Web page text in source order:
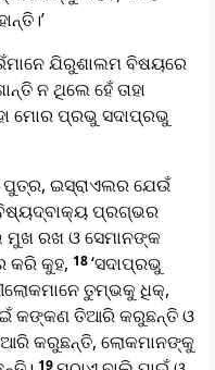
ଯିରୁଶାଲମ ବିଷୟରେ
ନ ଥିଲେ ହେଁ ତାହା
ମୋର ପ୍ରଭୁ ସଦାପ୍ରଭୁ
ଇସ୍ରାଏଲର ଯେଉଁ
ପ୍ରଗ୍ଭର
ମୁଖ ରଖ ଓ ସେମାନଙ୍କ
କରି କୁହ, 18‘ସଦାପ୍ରଭୁ
ତୁମ୍ଭକୁ ଧିକ୍,
କଙ୍କଣ ତିଆରି କରୁଛନ୍ତି ଓ
କରୁଛନ୍ତି, ଲୋକମାନଙ୍କୁ
19